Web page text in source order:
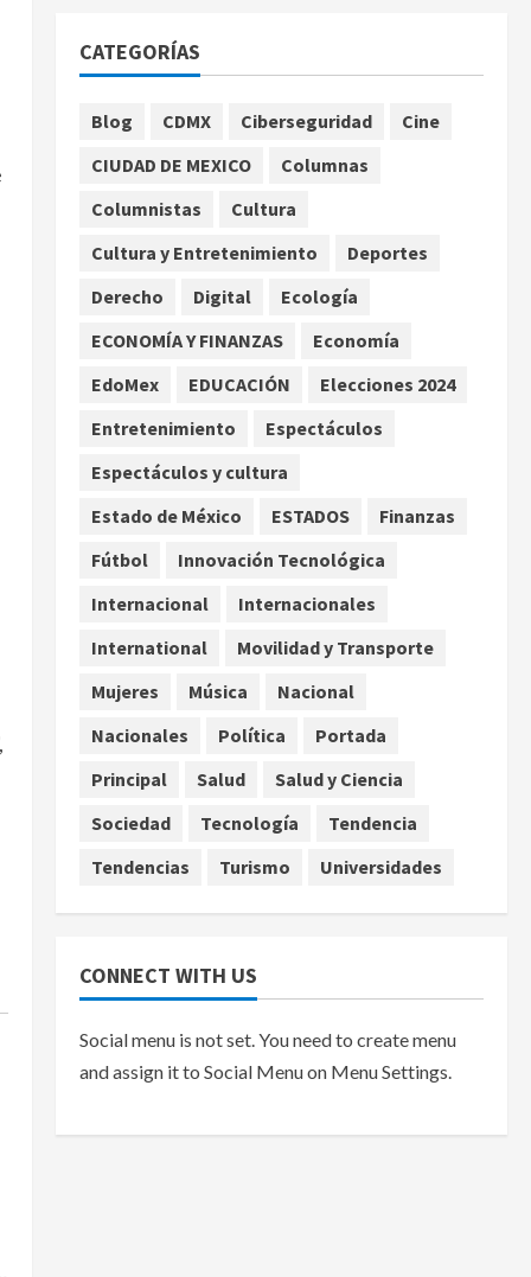
México
agosto 6, 2026
2
SCJN avala obligación
a jornaleros agrícolas
agosto 6, 2026
Turista muere ahogado en
alberca de hotel en Acapulco;
ante falta de personal
4
México gana arbitraje contra
reclamaban más de 219 mdd
Sounders en su inicio de la
Leagues Cup 2026
CATEGORÍAS
Blog CDMX Ciberseguridad
Cine
CIUDAD DE MEXICO
Columnas
Columnistas
Cultura
Cultura y Entretenimiento
Deportes
Derecho
Digital
Ecología
ECONOMÍA Y FINANZAS
Economía
EdoMex
EDUCACIÓN
Elecciones 2024
Entretenimiento
Espectáculos
Espectáculos y cultura
Estado de México
ESTADOS
Finanzas
Fútbol
Innovación Tecnológica
Internacional
Internacionales
International
Movilidad y Transporte
Mujeres
Música
Nacional
Nacionales
Política
Portada
Principal
Salud
Salud y Ciencia
Sociedad
Tecnología
Tendencia
Tendencias
Turismo Universidades
CONNECT WITH US
Social menu is not set. You need to create menu
and assign it to Social Menu on Menu Settings.